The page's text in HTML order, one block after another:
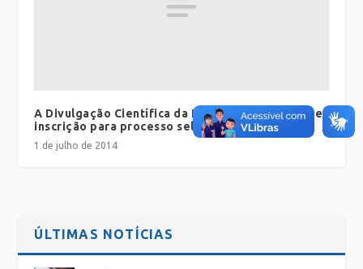
A Divulgação Científica da Fundação Cecierj abre
inscrição para processo seletivo 2014.
1 de julho de 2014
ÚLTIMAS NOTÍCIAS